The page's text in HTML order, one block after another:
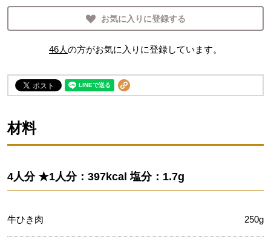
お気に入りに登録する
46人の方がお気に入りに登録しています。
材料
4人分 ★1人分：397kcal 塩分：1.7g
牛ひき肉 250g